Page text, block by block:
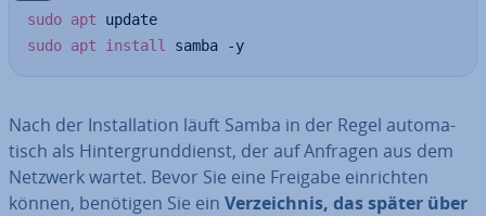
sudo apt
sudo apt install samba -y
Nach der In­stal­la­ti­on läuft Samba in der Regel au­to­ma­
tisch als Hin­ter­grund­dienst, der auf Anfragen aus dem
Netzwerk wartet. Bevor Sie eine Freigabe ein­rich­ten
können, benötigen Sie ein Ver­zeich­nis, das später über